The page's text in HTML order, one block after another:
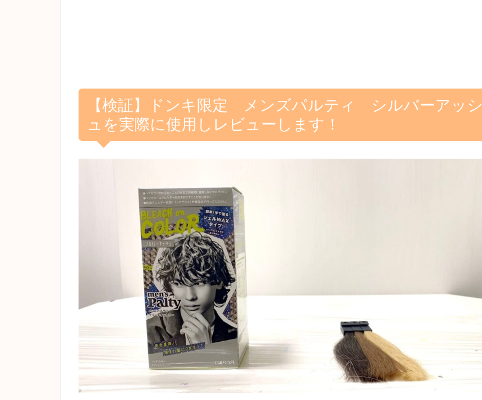
【検証】ドンキ限定 メンズパルティ シルバーアッシ
ュを実際に使用しレビューします！